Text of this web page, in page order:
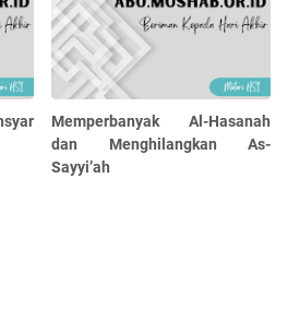
Memperbanyak Al-Hasanah
dan Menghilangkan As-
Sayyi’ah